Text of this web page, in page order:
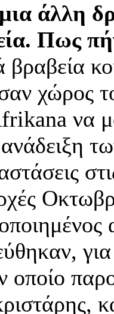
άλλη
Πως
χώρος
να
οποίο